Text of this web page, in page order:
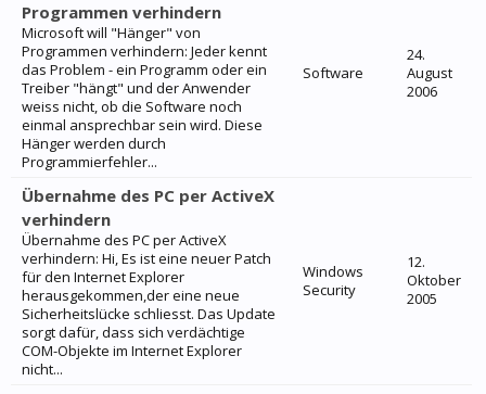
Programmen verhindern
Microsoft will "Hänger" von
Programmen verhindern: Jeder kennt
das Problem - ein Programm oder ein
Treiber "hängt" und der Anwender
weiss nicht, ob die Software noch
einmal ansprechbar sein wird. Diese
Hänger werden durch
Programmierfehler...
Software
24.
August
2006
Übernahme des PC per ActiveX
verhindern
Übernahme des PC per ActiveX
verhindern: Hi, Es ist eine neuer Patch
für den Internet Explorer
herausgekommen,der eine neue
Sicherheitslücke schliesst. Das Update
sorgt dafür, dass sich verdächtige
COM-Objekte im Internet Explorer
nicht...
Windows
Security
12.
Oktober
2005